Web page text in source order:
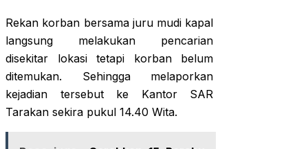
Rekan korban bersama juru mudi kapal
langsung melakukan pencarian
disekitar lokasi tetapi korban belum
ditemukan. Sehingga melaporkan
kejadian tersebut ke Kantor SAR
Tarakan sekira pukul 14.40 Wita.